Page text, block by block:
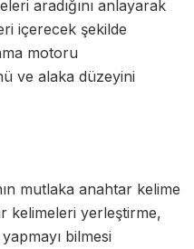
aradığını anlayarak
içerecek şekilde
motoru
ve alaka düzeyini
mutlaka anahtar kelime
kelimeleri yerleştirme,
bilmesi